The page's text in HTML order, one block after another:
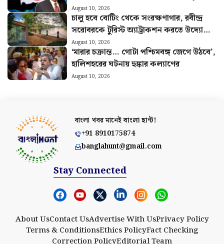
বাংলা খবর মানেইবাংলা হান্ট!
+91 8910175874
banglahunt@gmail.com
Stay Connected
About UsContact UsAdvertise With Us
Terms & ConditionsEthics Policy
Correction PolicyEditorial Team
Copyright © 2025 Banglahunt Digital Media